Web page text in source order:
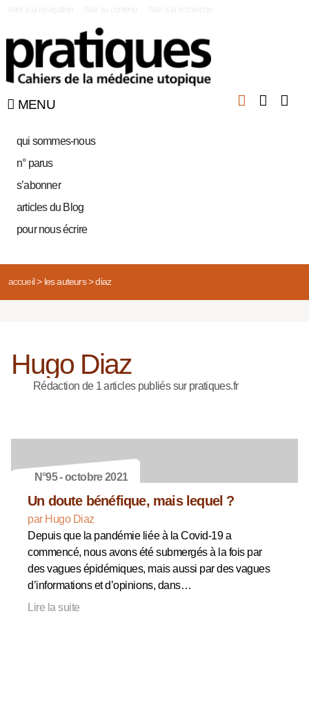
MENU
qui sommes-nous
n° parus
s’abonner
articles du Blog
pour nous écrire
accueil> les auteurs> diaz
Hugo Diaz
Rédaction de 1 articles publiés sur pratiques.fr
N°95 - octobre 2021
Un doute bénéfique, mais lequel ?
par Hugo Diaz
Depuis que la pandémie liée à la Covid-19 a
commencé, nous avons été submergés à la fois par
des vagues épidémiques, mais aussi par des vagues
d’informations et d’opinions, dans…
Lire la suite